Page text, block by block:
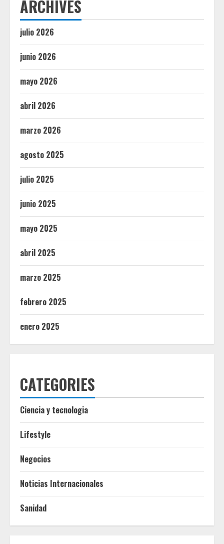
ARCHIVES
julio 2026
junio 2026
mayo 2026
abril 2026
marzo 2026
agosto 2025
julio 2025
junio 2025
mayo 2025
abril 2025
marzo 2025
febrero 2025
enero 2025
CATEGORIES
Ciencia y tecnologia
Lifestyle
Negocios
Noticias Internacionales
Sanidad